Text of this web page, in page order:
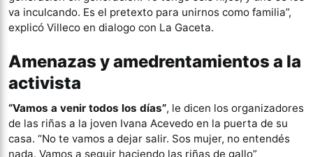
va inculcando. Es el pretexto para unirnos como familia”,
explicó Villeco en dialogo con La Gaceta.
Amenazas y amedrentamientos a la
activista
“Vamos a venir todos los días”, le dicen los organizadores
de las riñas a la joven Ivana Acevedo en la puerta de su
casa. “No te vamos a dejar salir. Sos mujer, no entendés
nada. Vamos a seguir haciendo las riñas de gallo”